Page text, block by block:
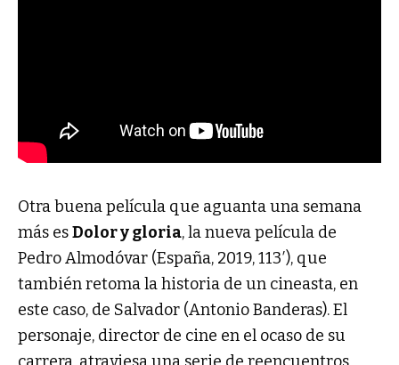
Otra buena película que aguanta una semana
más esDolor y gloria, la nueva película de
Pedro Almodóvar (España, 2019, 113′), que
también retoma la historia de un cineasta, en
este caso, de Salvador (Antonio Banderas). El
personaje, director de cine en el ocaso de su